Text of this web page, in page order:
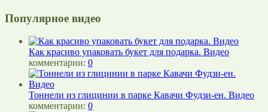
Популярное видео
Как красиво упаковать букет для подарка. Видео
комментарии: 0
Тоннели из глицинии в парке Кавачи Фудзи-ен. Видео
комментарии: 0